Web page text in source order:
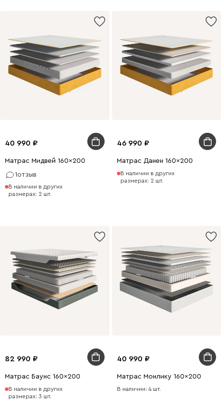
40 990
Матрас Мидвей 160x200
1отзыв
В наличии в других
размерах: 2 шт.
46 990
Матрас Данен 160x200
В наличии в других
размерах: 2 шт.
82 990
Матрас Баунс 160x200
В наличии в других
размерах: 3 шт.
40 990
Матрас Монлику 160x200
В наличии: 4 шт.